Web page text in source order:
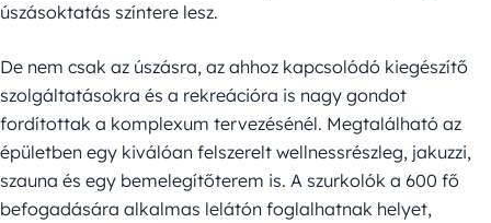
úszásoktatás színtere lesz.
De nem csak az úszásra, az ahhoz kapcsolódó kiegészítő
szolgáltatásokra és a rekreációra is nagy gondot
fordítottak a komplexum tervezésénél. Megtalálható az
épületben egy kiválóan felszerelt wellnessrészleg, jakuzzi,
szauna és egy bemelegítőterem is. A szurkolók a 600 fő
befogadására alkalmas lelátón foglalhatnak helyet,